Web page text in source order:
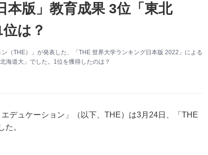
版」教育成果 3位「東北
は？
（THE）」が発表した、「THE 世界大学ランキング日本版 2022」による
海道大」でした。1位を獲得したのは？
デュケーション」（以下、THE）は3月24日、「THE
。